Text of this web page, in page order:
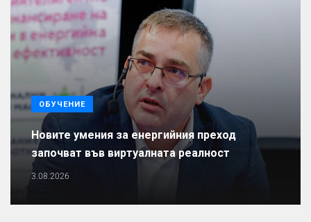
ОБУЧЕНИЕ
Новите умения за енергийния преход
започват във виртуалната реалност
3.08.2026